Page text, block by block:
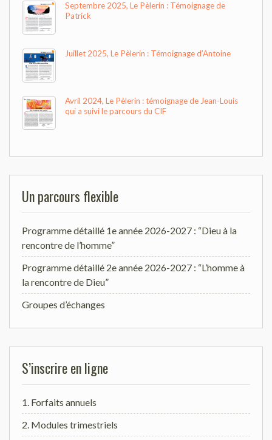
Septembre 2025, Le Pèlerin : Témoignage de
Patrick
Juillet 2025, Le Pèlerin : Témoignage d’Antoine
Avril 2024, Le Pèlerin : témoignage de Jean-Louis
qui a suivi le parcours du CIF
Un parcours flexible
Programme détaillé 1e année 2026-2027 : “Dieu à la
rencontre de l’homme”
Programme détaillé 2e année 2026-2027 : “L’homme à
la rencontre de Dieu”
Groupes d’échanges
S’inscrire en ligne
1. Forfaits annuels
2. Modules trimestriels